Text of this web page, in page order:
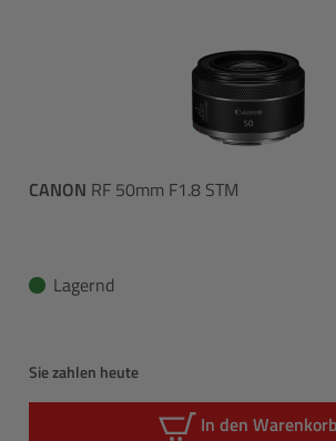
CANON RF 50mm F1.8 STM
Lagernd
Sie zahlen heute
In den Warenkorb